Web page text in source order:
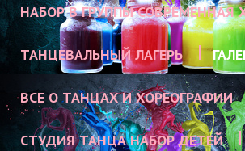
НАБОР В ГРУППЫ СОВРЕМЕННАЯ
ТАНЦЕВАЛЬНЫЙ ЛАГЕРЬ
ВСЕ О ТАНЦАХ И ХОРЕОГРАФИИ
СТУДИЯ ТАНЦА НАБОР ДЕТЕЙ